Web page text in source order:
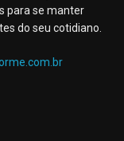
para se manter
do seu cotidiano.